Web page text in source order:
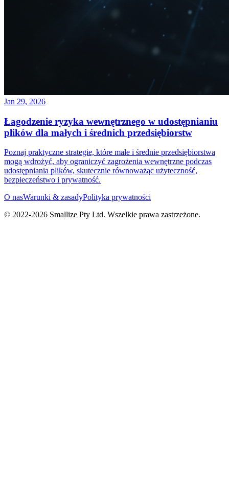
Jan 29, 2026
Łagodzenie ryzyka wewnętrznego w udostępnianiu
plików dla małych i średnich przedsiębiorstw
Poznaj praktyczne strategie, które małe i średnie przedsiębiorstwa
mogą wdrożyć, aby ograniczyć zagrożenia wewnętrzne podczas
udostępniania plików, skutecznie równoważąc użyteczność,
bezpieczeństwo i prywatność.
O nasWarunki & zasadyPolityka prywatności
© 2022-2026 Smallize Pty Ltd. Wszelkie prawa zastrzeżone.